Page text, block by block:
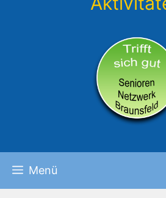
Menü